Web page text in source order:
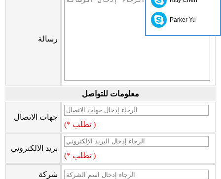
رسالة
معلومات للتواصل
جهات الاتصال
(* تطلب )
بريد الالكتروني
(* تطلب )
شركة
Parker Yu